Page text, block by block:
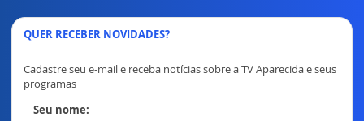
QUER RECEBER NOVIDADES?
Cadastre seu e-mail e receba notícias sobre a TV Aparecida e seus
programas
Seu nome: